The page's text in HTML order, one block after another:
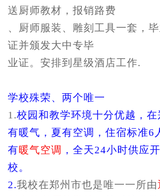
送厨师教材，报销路费
、厨师服装、雕刻工具一套，
证并颁发大中专毕
业证。安排到星级酒店工作.
学校殊荣、两个唯一
1.校园和教学环境十分优越，
有暖气，夏有空调，住宿标准6
有暖气空调 ，全天24小时供应
校。
2.我校在郑州市也是唯一一所由